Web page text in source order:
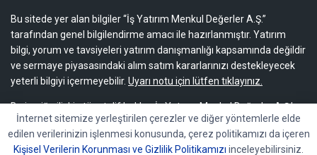
Bu sitede yer alan bilgiler “İş Yatırım Menkul Değerler A.Ş.”
tarafından genel bilgilendirme amacı ile hazırlanmıştır. Yatırım
bilgi, yorum ve tavsiyeleri yatırım danışmanlığı kapsamında değildir
ve sermaye piyasasındaki alım satım kararlarınızı destekleyecek
yeterli bilgiyi içermeyebilir. Uyarı notu için lütfen tıklayınız.
Bu içeriğe ilişkin tüm telif hakları İş Yatırım Menkul Değerler A.Ş.’ye
aittir. Bu içerik, açık iznimiz olmaksızın başkaları tarafından
herhangi bir amaçla, kısmen veya tamamen çoğaltılamaz,
dağıtılamaz, yayımlanamaz veya değiştirilemez.
İnternet sitemize yerleştirilen çerezler ve diğer yöntemlerle elde
edilen verilerinizin işlenmesi konusunda, çerez politikamızı da içeren
Kişisel Verilerin Korunması ve Gizlilik Politikamızı inceleyebilirsiniz.